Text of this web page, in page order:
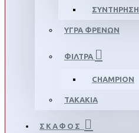
ΣΥΝΤΗΡΗΣΗ
ΥΓΡΑ ΦΡΕΝΩΝ
ΦΙΛΤΡΑ
CHAMPION
ΤΑΚΑΚΙΑ
ΣΚΑΦΟΣ